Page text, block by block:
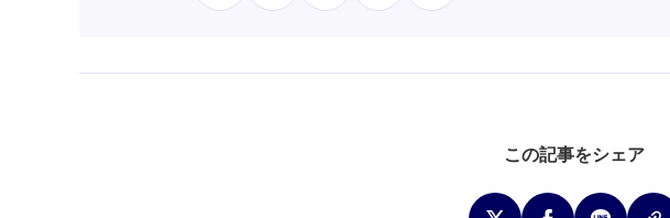
この記事をシェア